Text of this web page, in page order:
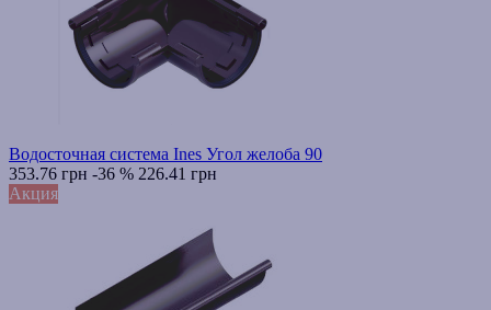
Водосточная система Ines Угол желоба 90
353.76 грн -36 % 226.41 грн
Акция